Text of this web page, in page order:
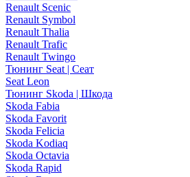
Renault Scenic
Renault Symbol
Renault Thalia
Renault Trafic
Renault Twingo
Тюнинг Seat | Сеат
Seat Leon
Тюнинг Skoda | Шкода
Skoda Fabia
Skoda Favorit
Skoda Felicia
Skoda Kodiaq
Skoda Octavia
Skoda Rapid